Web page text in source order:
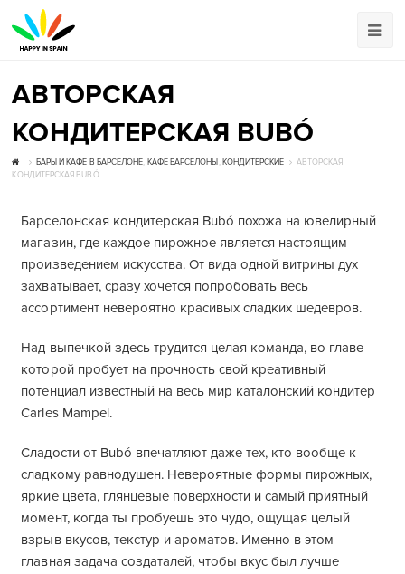
АВТОРСКАЯ
КОНДИТЕРСКАЯ BUBÓ
БАРЫ И КАФЕ В БАРСЕЛОНЕ, КАФЕ БАРСЕЛОНЫ , КОНДИТЕРСКИЕ
АВТОРСКАЯ
КОНДИТЕРСКАЯ BUBÓ
Барселонская кондитерская Bubó похожа на ювелирный
магазин, где каждое пирожное является настоящим
произведением искусства. От вида одной витрины дух
захватывает, сразу хочется попробовать весь
ассортимент невероятно красивых сладких шедевров.
Над выпечкой здесь трудится целая команда, во главе
которой пробует на прочность свой креативный
потенциал известный на весь мир каталонский кондитер
Carles Mampel.
Сладости от Bubó впечатляют даже тех, кто вообще к
сладкому равнодушен. Невероятные формы пирожных,
яркие цвета, глянцевые поверхности и самый приятный
момент, когда ты пробуешь это чудо, ощущая целый
взрыв вкусов, текстур и ароматов. Именно в этом
главная задача создаталей, чтобы вкус был лучше